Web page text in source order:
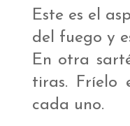
Este es el
del fuego y
En otra
tiras. Fríelo
cada uno.